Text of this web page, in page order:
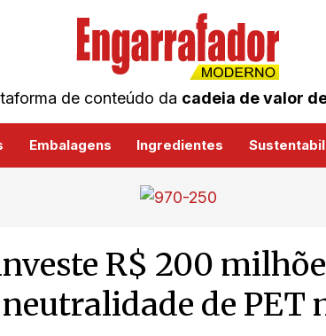
de conteúdo da cadeia de valor
Embalagens Ingredientes
R$ 200
de PET